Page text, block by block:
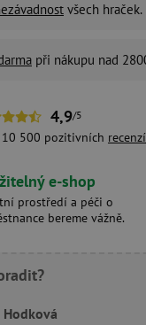
všech hraček.
při nákupu nad
4,9/5
10 500 pozitivních recenzí
e-shop
prostředí a péči o
bereme vážně.
Hodková